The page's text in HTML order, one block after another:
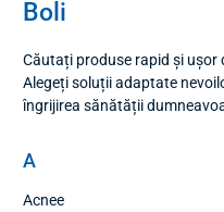
Boli
Căutați produse rapid și ușor
Alegeți soluții adaptate
îngrijirea sănătății
A
Acnee